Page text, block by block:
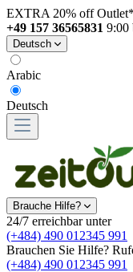
EXTRA 20% off
+49 157 36565831 9:00
Deutsch
Arabic
Deutsch
Brauche Hilfe?
24/7 erreichbar unter
(+484) 490 012345 991
Brauchen Sie Hilfe?
(+484) 490 012345 991